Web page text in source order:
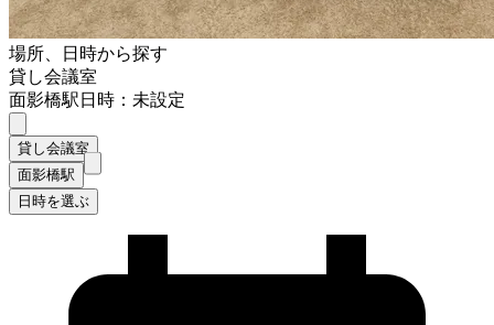
場所、日時から探す
貸し会議室
面影橋駅日時：未設定
貸し会議室
面影橋駅
日時を選ぶ